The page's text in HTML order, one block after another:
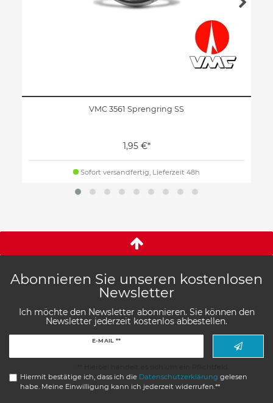
VMC 3561 Sprengring SS
1,95 €*
Sofort versandfertig, Lieferzeit 48h
Abonnieren Sie unseren kostenlosen
Newsletter
Ich möchte den Newsletter abonnieren. Sie können den
Newsletter jederzeit kostenlos abbestellen.
E-MAIL **
Hiermit bestätige ich, dass ich die Daten­schutz­erklärung gelesen
habe. Meine Einwilligung kann ich jederzeit widerrufen.**